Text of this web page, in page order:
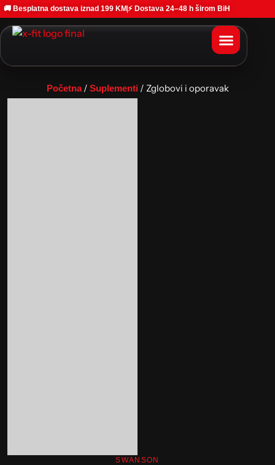
🚚 Besplatna dostava iznad 199 KM ⚡ Dostava 24–48 h širom BiH
SWANSON
Početna/ Suplementi/ Zglobovi i oporavak